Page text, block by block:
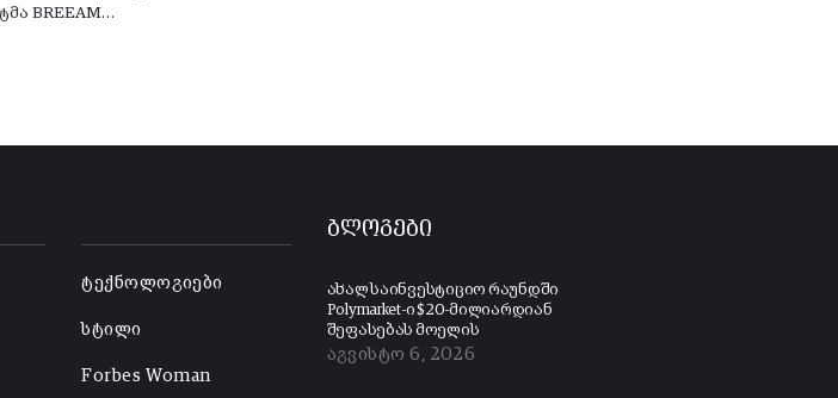
BREEAM…
ტექნოლოგიები
სტილი
Forbes Woman
ბლოგები
ახალ საინვესტიციო რაუნდში
Polymarket-ი $20-მილიარდიან
შეფასებას მოელის
აგვისტო 6, 2026